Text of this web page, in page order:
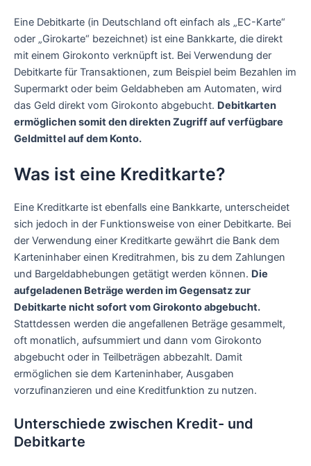
Eine Debitkarte (in Deutschland oft einfach als „EC-Karte“
oder „Girokarte“ bezeichnet) ist eine Bankkarte, die direkt
mit einem Girokonto verknüpft ist. Bei Verwendung der
Debitkarte für Transaktionen, zum Beispiel beim Bezahlen im
Supermarkt oder beim Geldabheben am Automaten, wird
das Geld direkt vom Girokonto abgebucht. Debitkarten
ermöglichen somit den direkten Zugriff auf verfügbare
Geldmittel auf dem Konto.
Was ist eine Kreditkarte?
Eine Kreditkarte ist ebenfalls eine Bankkarte, unterscheidet
sich jedoch in der Funktionsweise von einer Debitkarte. Bei
der Verwendung einer Kreditkarte gewährt die Bank dem
Karteninhaber einen Kreditrahmen, bis zu dem Zahlungen
und Bargeldabhebungen getätigt werden können. Die
aufgeladenen Beträge werden im Gegensatz zur
Debitkarte nicht sofort vom Girokonto abgebucht.
Stattdessen werden die angefallenen Beträge gesammelt,
oft monatlich, aufsummiert und dann vom Girokonto
abgebucht oder in Teilbeträgen abbezahlt. Damit
ermöglichen sie dem Karteninhaber, Ausgaben
vorzufinanzieren und eine Kreditfunktion zu nutzen.
Unterschiede zwischen Kredit- und
Debitkarte